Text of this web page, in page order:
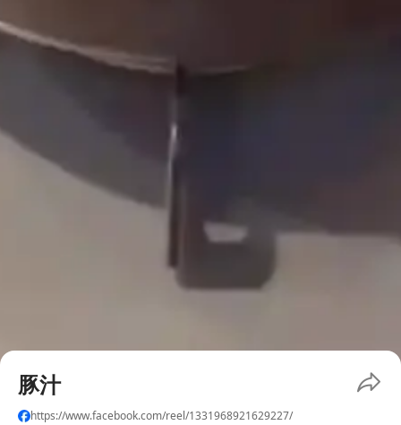
豚汁
https://www.facebook.com/reel/1331968921629227/